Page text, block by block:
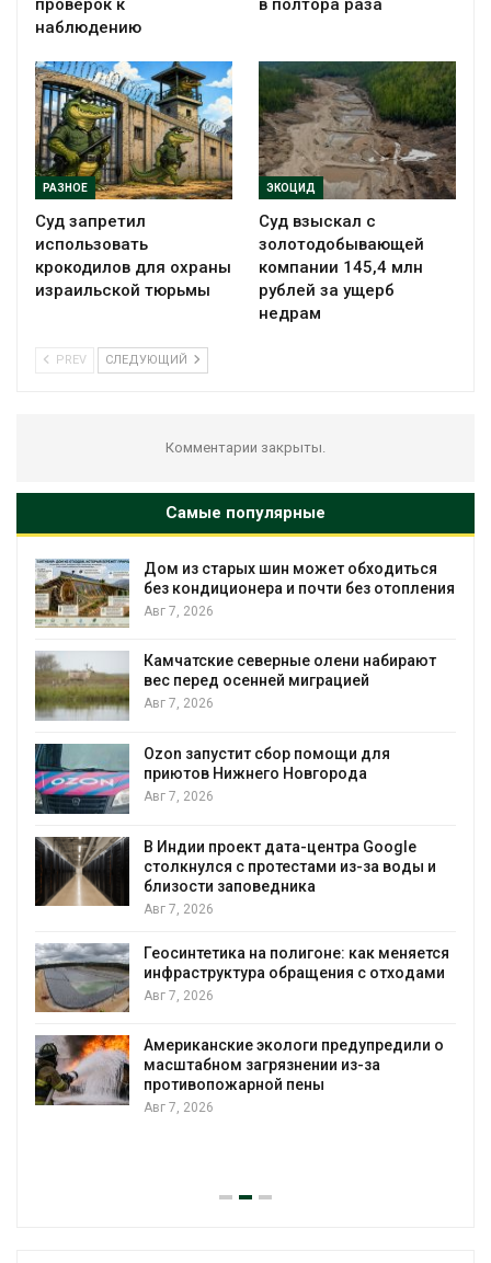
проверок к
наблюдению
в полтора раза
РАЗНОЕ
Суд запретил
использовать
крокодилов для охраны
израильской тюрьмы
ЭКОЦИД
Суд взыскал с
золотодобывающей
компании 145,4 млн
рублей за ущерб
недрам
PREV СЛЕДУЮЩИЙ
Комментарии закрыты.
Самые популярные
Дом из старых шин может обходиться
без кондиционера и почти без отопления
Авг 7, 2026
Камчатские северные олени набирают
вес перед осенней миграцией
Авг 7, 2026
Ozon запустит сбор помощи для
приютов Нижнего Новгорода
Авг 7, 2026
В Индии проект дата-центра Google
столкнулся с протестами из-за воды и
близости заповедника
Авг 7, 2026
Геосинтетика на полигоне: как меняется
инфраструктура обращения с отходами
Авг 7, 2026
Американские экологи предупредили о
масштабном загрязнении из-за
противопожарной пены
Авг 7, 2026